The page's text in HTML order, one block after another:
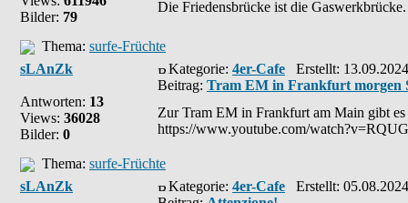
Bilder: 79
Die Friedensbrücke ist die
Thema: surfe-Früchte
sLAnZk
Antworten: 13
Views: 36028
Bilder: 0
Kategorie: 4er-Cafe Erstellt:
Beitrag: Tram EM in Frankfurt morgen
Zur Tram EM in Frankfurt am Main gibt
https://www.youtube.com/
Thema: surfe-Früchte
sLAnZk
Kategorie: 4er-Cafe Erstellt: